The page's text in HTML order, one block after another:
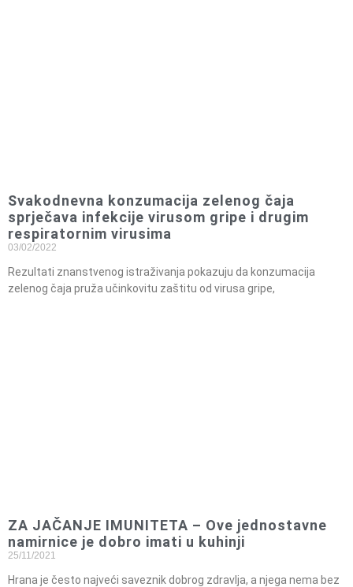
Svakodnevna konzumacija zelenog čaja
sprječava infekcije virusom gripe i drugim
respiratornim virusima
03/02/2022
Rezultati znanstvenog istraživanja pokazuju da konzumacija
zelenog čaja pruža učinkovitu zaštitu od virusa gripe,
ZA JAČANJE IMUNITETA – Ove jednostavne
namirnice je dobro imati u kuhinji
25/11/2021
Hrana je često najveći saveznik dobrog zdravlja, a njega nema bez